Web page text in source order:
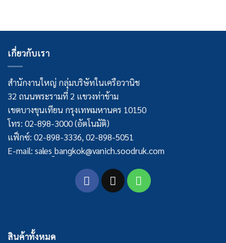
เกี่ยวกับเรา
สำนักงานใหญ่ กลุ่มบริษัทในเครือวานิช
32 ถนนพระรามที่ 2 แขวงท่าข้าม
เขตบางขุนเทียน กรุงเทพมหานคร 10150
โทร: 02-898-3000 (อัตโนมัติ)
แฟ็กซ์: 02-898-3336, 02-898-5051
E-mail: sales_bangkok@vanich.soodruk.com
สินค้าทั้งหมด